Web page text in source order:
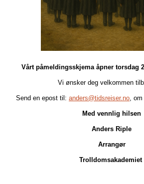
Vårt påmeldingsskjema åpner torsdag
Vi ønsker deg velkommen
Send en epost til: anders@tidsreiser.no ,
Med vennlig hilsen
Anders Riple
Arrangør
Trolldomsakademiet